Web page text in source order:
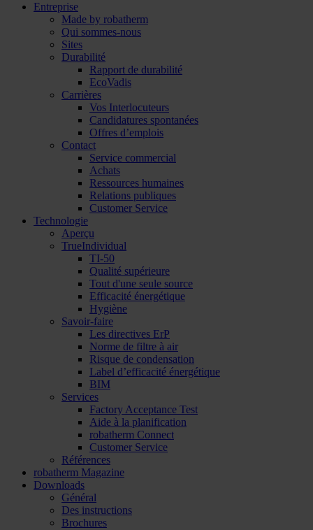
Entreprise
Made by robatherm
Qui sommes-nous
Sites
Durabilité
Rapport de durabilité
EcoVadis
Carrières
Vos Interlocuteurs
Candidatures spontanées
Offres d’emplois
Contact
Service commercial
Achats
Ressources humaines
Relations publiques
Customer Service
Technologie
Aperçu
TrueIndividual
TI-50
Qualité supérieure
Tout d'une seule source
Efficacité énergétique
Hygiène
Savoir-faire
Les directives ErP
Norme de filtre à air
Risque de condensation
Label d’efficacité énergétique
BIM
Services
Factory Acceptance Test
Aide à la planification
robatherm Connect
Customer Service
Références
robatherm Magazine
Downloads
Général
Des instructions
Brochures